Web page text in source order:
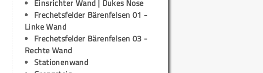
Einsrichter Wand | Dukes Nose
Frechetsfelder Bärenfelsen 01 -
Linke Wand
Frechetsfelder Bärenfelsen 03 -
Rechte Wand
Stationenwand